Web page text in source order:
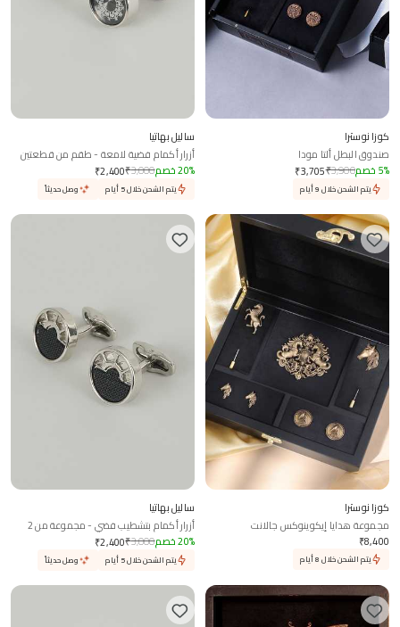
كوزا نوسترا
صندوق البطل ألتا مودا
₹3,705₹3,900 5% خصم
يتم الشحن خلال 9 أيام
ساليل بهاتيا
أزرار أكمام فضية لامعة - طقم من قطعتين
₹2,400₹3,000 20% خصم
يتم الشحن خلال 5 أيام وصل حديثاً
كوزا نوسترا
مجموعة هدايا إيكوينوكس جالانت
₹8,400
يتم الشحن خلال 8 أيام
ساليل بهاتيا
أزرار أكمام بتشطيب فضي - مجموعة من 2
₹2,400₹3,000 20% خصم
يتم الشحن خلال 5 أيام وصل حديثاً